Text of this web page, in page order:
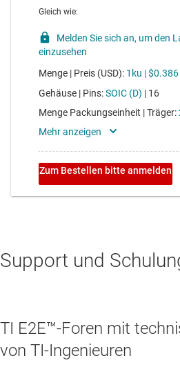
Support und
TI E2E™-Foren mit
von TI-Ingenieuren